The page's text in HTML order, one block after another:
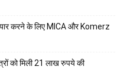
तैयार करने के लिए MICA और Komerz
को मिली 21 लाख रुपये की